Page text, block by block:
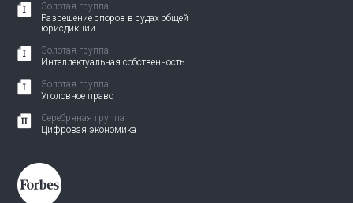
Золотая группа
Разрешение споров в судах общей
юрисдикции
Золотая группа
Интеллектуальная собственность
Золотая группа
Уголовное право
Серебряная группа
Цифровая экономика